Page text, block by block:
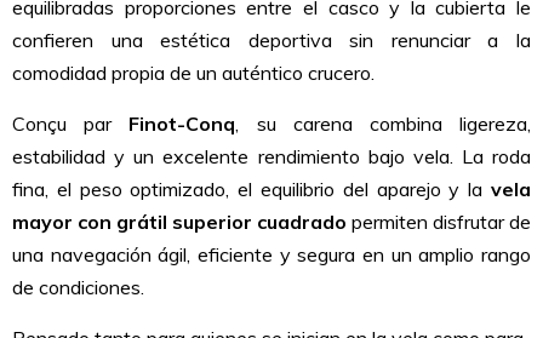
equilibradas proporciones entre el casco y la cubierta le
confieren una estética deportiva sin renunciar a la
comodidad propia de un auténtico crucero.
Conçu par Finot-Conq , su carena combina ligereza,
estabilidad y un excelente rendimiento bajo vela. La roda
fina, el peso optimizado, el equilibrio del aparejo y la vela
mayor con grátil superior cuadrado permiten disfrutar de
una navegación ágil, eficiente y segura en un amplio rango
de condiciones.